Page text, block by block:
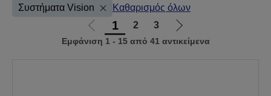
Συστήματα Vision Καθαρισμός όλων
Μετάβαση
στην
1 2 3
Μετάβαση
στην
Εμφάνιση 1 - 15 από 41 αντικείμενα